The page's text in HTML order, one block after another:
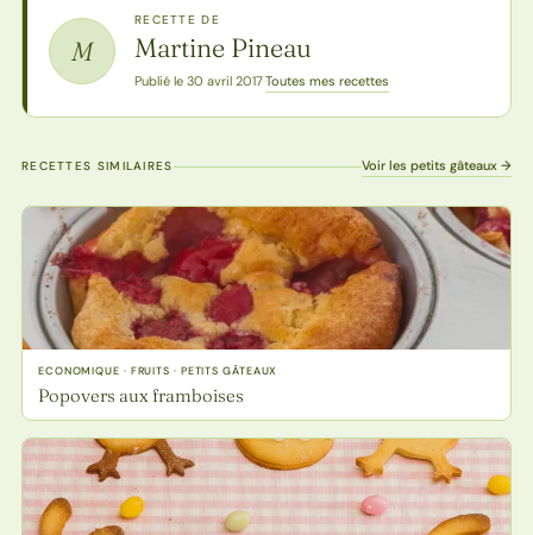
M
RECETTE DE
Martine Pineau
Publié le 30 avril 2017·Toutes mes recettes
RECETTES SIMILAIRES Voir les petits gâteaux →
ECONOMIQUE · FRUITS · PETITS GÂTEAUX
Popovers aux framboises